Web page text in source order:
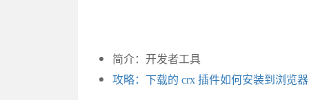
简介：开发者工具
攻略：下载的 crx 插件如何安装到浏览